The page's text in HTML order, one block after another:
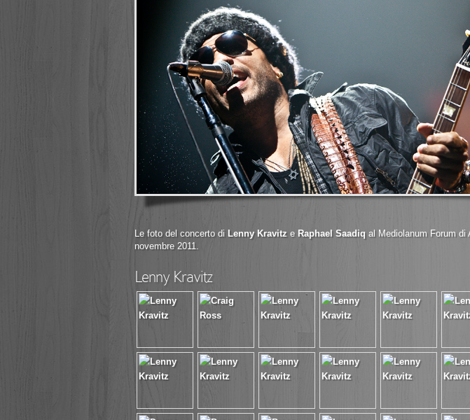
Le foto del concerto di Lenny Kravitz e Raphael Saadiqal Mediolanum Forum di
novembre 2011.
Lenny Kravitz